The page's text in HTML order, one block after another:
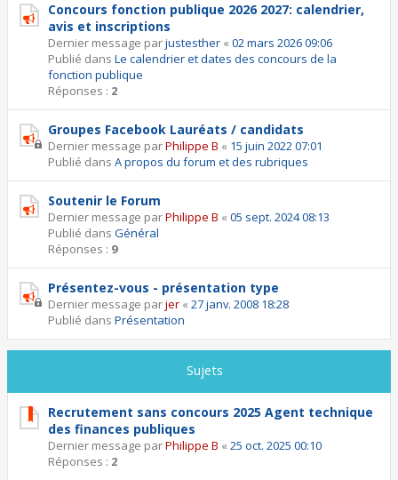
Concours fonction publique 2026 2027: calendrier,
avis et inscriptions
Dernier message parjustesther « 02 mars 2026 09:06
Publié dans Le calendrier et dates des concours de la
fonction publique
Réponses : 2
Groupes Facebook Lauréats / candidats
Dernier message parPhilippe B « 15 juin 2022 07:01
Publié dans A propos du forum et des rubriques
Soutenir le Forum
Dernier message parPhilippe B « 05 sept. 2024 08:13
Publié dans Général
Réponses : 9
Présentez-vous - présentation type
Dernier message parjer « 27 janv. 2008 18:28
Publié dans Présentation
Sujets
Recrutement sans concours 2025 Agent technique
des finances publiques
Dernier message parPhilippe B « 25 oct. 2025 00:10
Réponses : 2